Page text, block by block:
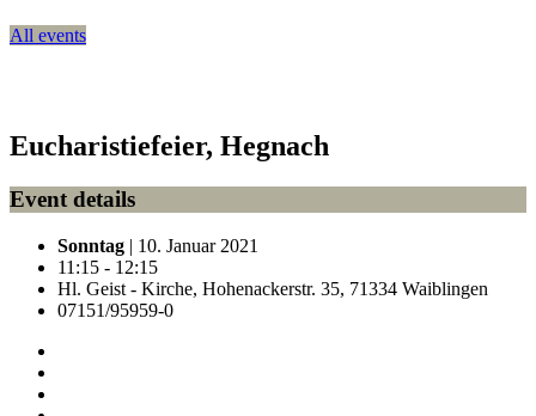
All events
Eucharistiefeier, Hegnach
Event details
Sonntag | 10. Januar 2021
11:15 - 12:15
Hl. Geist - Kirche, Hohenackerstr. 35, 71334 Waiblingen
07151/95959-0